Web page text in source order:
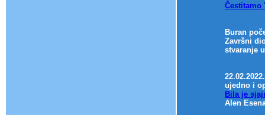
Čestitamo
Buran
Završni
stvaranje
ujedno i
Bila je
Alen